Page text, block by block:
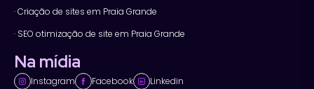
· Criação de sites em Praia Grande
· SEO otimização de site em Praia Grande
Na mídia
Instagram Facebook Linkedin